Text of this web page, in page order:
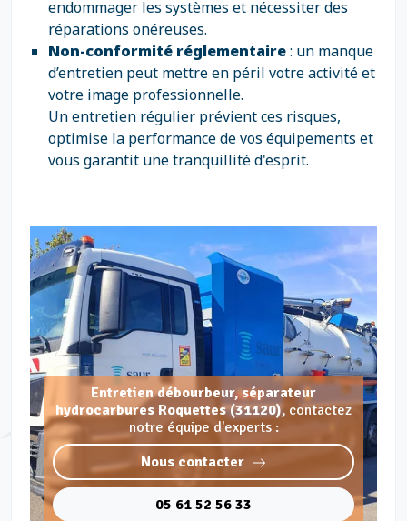
endommager les systèmes et nécessiter des
réparations onéreuses.
Non-conformité réglementaire: un manque
d’entretien peut mettre en péril votre activité et
votre image professionnelle.
Un entretien régulier prévient ces risques,
optimise la performance de vos équipements et
vous garantit une tranquillité d'esprit.
Entretien débourbeur, séparateur
hydrocarbures Roquettes (31120), contactez
notre équipe d'experts :
Nous contacter
05 61 52 56 33